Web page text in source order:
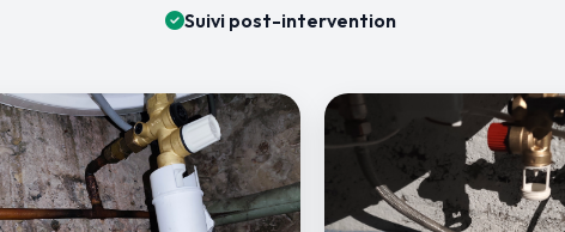
Suivi post-intervention